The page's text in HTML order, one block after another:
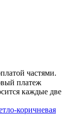
частями.
платеж
каждые две
коричневая